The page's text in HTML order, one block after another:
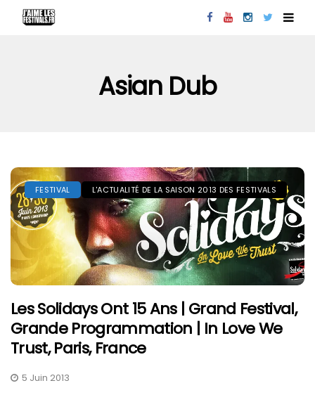
Asian Dub
FESTIVAL L'ACTUALITÉ DE LA SAISON 2013 DES FESTIVALS
Les Solidays Ont 15 Ans | Grand Festival,
Grande Programmation | In Love We
Trust, Paris, France
5 Juin 2013